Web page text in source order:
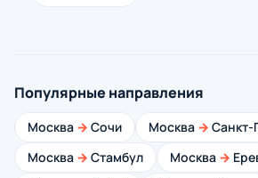
Популярные направления
Москва → Сочи Москва → Санкт-
Москва → Стамбул Москва →